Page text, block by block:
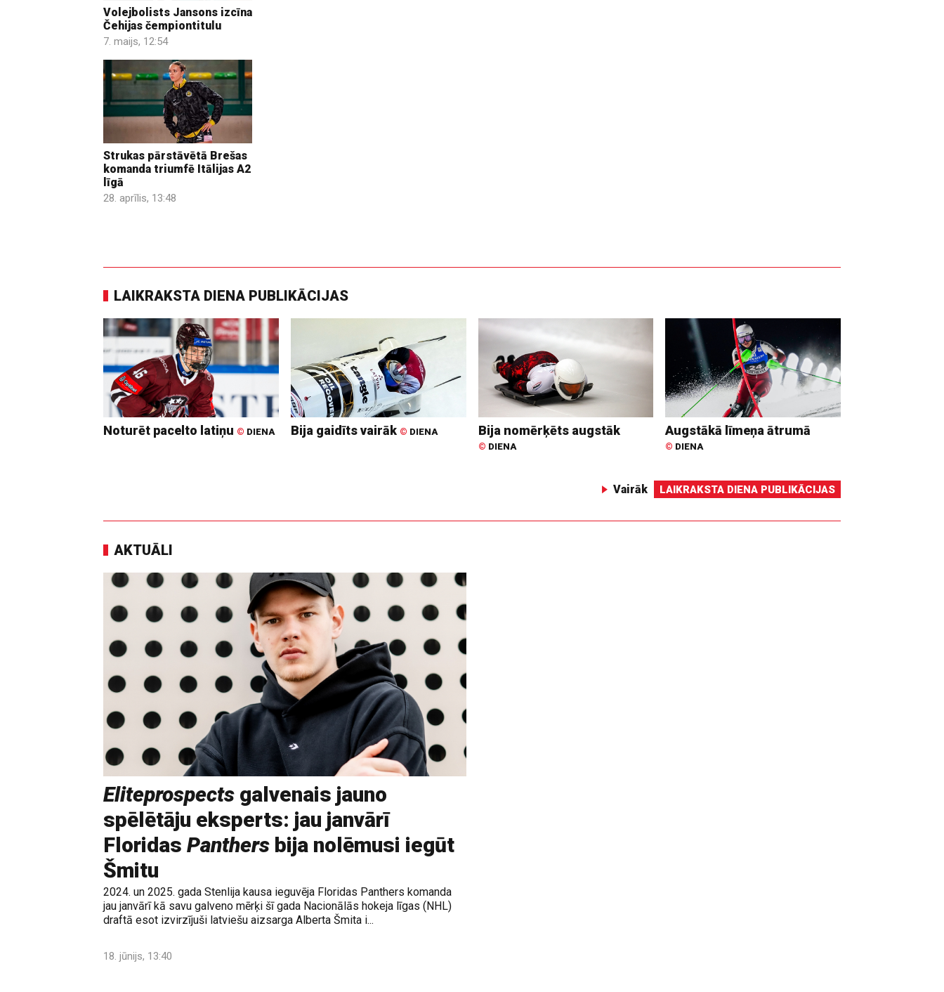
Volejbolists Jansons izcīna
Čehijas čempiontitulu
7. maijs, 12:54
Strukas pārstāvētā Brešas
komanda triumfē Itālijas A2
līgā
28. aprīlis, 13:48
LAIKRAKSTA DIENA PUBLIKĀCIJAS
Noturēt pacelto latiņu © DIENA Bija gaidīts vairāk © DIENA Bija nomērķēts augstāk
© DIENA
Augstākā līmeņa ātrumā
© DIENA
Vairāk LAIKRAKSTA DIENA PUBLIKĀCIJAS
AKTUĀLI
Eliteprospects galvenais jauno
spēlētāju eksperts: jau janvārī
Floridas Panthers bija nolēmusi iegūt
Šmitu
2024. un 2025. gada Stenlija kausa ieguvēja Floridas Panthers komanda
jau janvārī kā savu galveno mērķi šī gada Nacionālās hokeja līgas (NHL)
draftā esot izvirzījuši latviešu aizsarga Alberta Šmita i...
18. jūnijs, 13:40